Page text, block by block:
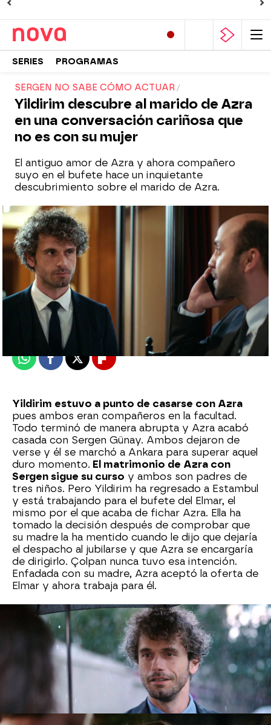
SERIES PROGRAMAS
SERGEN NO SABE CÓMO ACTUAR
Yildirim descubre al marido de Azra
en una conversación cariñosa que
no es con su mujer
El antiguo amor de Azra y ahora compañero
suyo en el bufete hace un inquietante
descubrimiento sobre el marido de Azra.
Nova
Publicado: 29 de agosto de 2024, 23:49
WhatsappFacebook
X Flipboard
Yildirim estuvo a punto de casarse con Azra
pues ambos eran compañeros en la facultad.
Todo terminó de manera abrupta y Azra acabó
casada con Sergen Günay. Ambos dejaron de
verse y él se marchó a Ankara para superar aquel
duro momento. El matrimonio de Azra con
Sergen sigue su curso y ambos son padres de
tres niños. Pero Yildirim ha regresado a Estambul
y está trabajando para el bufete del Elmar, el
mismo por el que acaba de fichar Azra. Ella ha
tomado la decisión después de comprobar que
su madre la ha mentido cuando le dijo que dejaría
el despacho al jubilarse y que Azra se encargaría
de dirigirlo. Çolpan nunca tuvo esa intención.
Enfadada con su madre, Azra aceptó la oferta de
Elmar y ahora trabaja para él.
Su sorpresa es grande cuandodescubre que
Yildirim también es uno de los principales
socios del bufete
. Trabajar juntos es algo nuevo
y ninguno de los dos se olvida del pasado entre
ambos. Azra le deja claro a Yildirim que es una
mujer felizmente casada y que lo que ocurrió
entre ellos ya es historia.